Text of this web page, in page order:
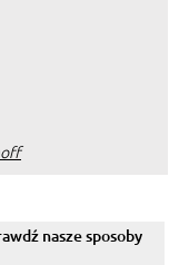
nasze sposoby